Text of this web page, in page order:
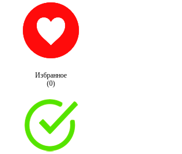
Избранное
(0)